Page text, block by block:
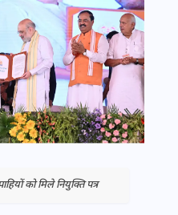
को मिले नियुक्ति पत्र